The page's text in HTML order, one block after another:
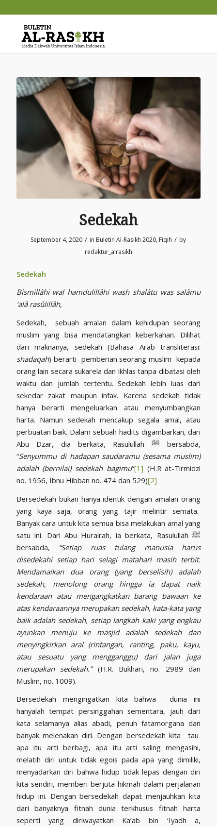
Sedekah
September 4, 2020 / in Buletin Al-Rasikh 2020, Fiqih / by
redaktur_alrasikh
Sedekah
Bismillâhi wal hamdulillâhi wash shalâtu was salâmu
‘alâ rasûlillâh,
Sedekah, sebuah amalan dalam kehidupan seorang
muslim yang bisa mendatangkan keberkahan. Dilihat
dari maknanya, sedekah (Bahasa Arab transliterasi:
shadaqah) berarti pemberian seorang muslim kepada
orang lain secara sukarela dan ikhlas tanpa dibatasi oleh
waktu dan jumlah tertentu. Sedekah lebih luas dari
sekedar zakat maupun infak. Karena sedekah tidak
hanya berarti mengeluarkan atau menyumbangkan
harta. Namun sedekah mencakup segala amal, atau
perbuatan baik. Dalam sebuah hadits digambarkan, dari
Abu Dzar, dia berkata, Rasulullah ﷺ
bersabda,
“Senyummu di hadapan saudaramu (sesama muslim)
adalah (bernilai) sedekah bagimu“[1] (H.R at-Tirmidzi
no. 1956, Ibnu Hibban no. 474 dan 529)[2]
Bersedekah bukan hanya identik dengan amalan orang
yang kaya saja, orang yang tajir melintir semata.
Banyak cara untuk kita semua bisa melakukan amal yang
satu ini. Dari Abu Hurairah, ia berkata, Rasulullah ﷺ
bersabda, “Setiap ruas tulang manusia harus
disedekahi setiap hari selagi matahari masih terbit.
Mendamaikan dua orang (yang berselisih) adalah
sedekah, menolong orang hingga ia dapat naik
kendaraan atau mengangkatkan barang bawaan ke
atas kendaraannya merupakan sedekah, kata-kata yang
baik adalah sedekah, setiap langkah kaki yang engkau
ayunkan menuju ke masjid adalah sedekah dan
menyingkirkan aral (rintangan, ranting, paku, kayu,
atau sesuatu yang mengganggu) dari jalan juga
merupakan sedekah.”(H.R. Bukhari, no. 2989 dan
Muslim, no. 1009).
Bersedekah mengingatkan kita bahwa dunia ini
hanyalah tempat persinggahan sementara, jauh dari
kata selamanya alias abadi, penuh fatamorgana dan
banyak melenakan diri. Dengan bersedekah kita tau
apa itu arti berbagi, apa itu arti saling mengasihi,
melatih diri untuk tidak egois pada apa yang dimiliki,
menyadarkan diri bahwa hidup tidak lepas dengan diri
kita sendiri, memberi berjuta hikmah dalam perjalanan
hidup ini. Dengan bersedekah dapat menjauhkan kita
dari banyaknya fitnah dunia terkhusus fitnah harta
seperti yang diriwayatkan Ka’ab bin ‘Iyadh a,